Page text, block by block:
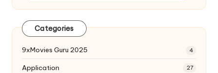
Categories
9xMovies Guru 2025 4
Application 27